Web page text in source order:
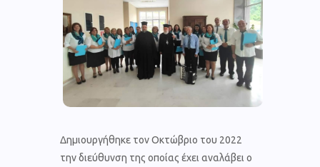
Δημιουργήθηκε τον Οκτώβριο του 2022
την διεύθυνση της οποίας έχει αναλάβει ο